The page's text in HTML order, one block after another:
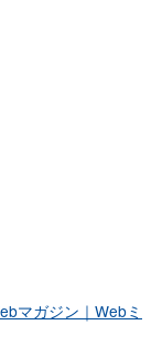
マガジン｜Webミ